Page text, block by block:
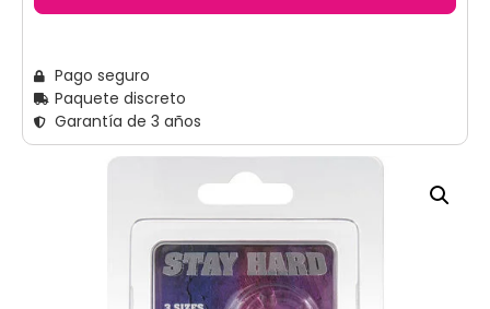
Pago seguro
Paquete discreto
Garantía de 3 años